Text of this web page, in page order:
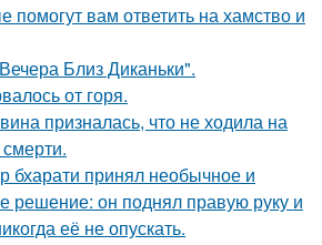
помогут вам ответить на хамство и
Близ Диканьки".
от горя.
призналась, что не ходила на
бхарати принял необычное и
решение: он поднял правую руку и
её не опускать.